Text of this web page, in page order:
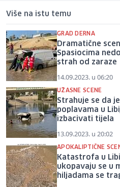
Više na istu temu
GRAD DERNA
Dramatične
Spasiocima
strah od zaraze
14.09.2023. u 06:20
UŽASNE SCENE
Strahuje se da
poplavama u
izbacivati tijela
13.09.2023. u 20:02
APOKALIPTIČNE
Katastrofa u
ukopavaju se u
hiljadama se